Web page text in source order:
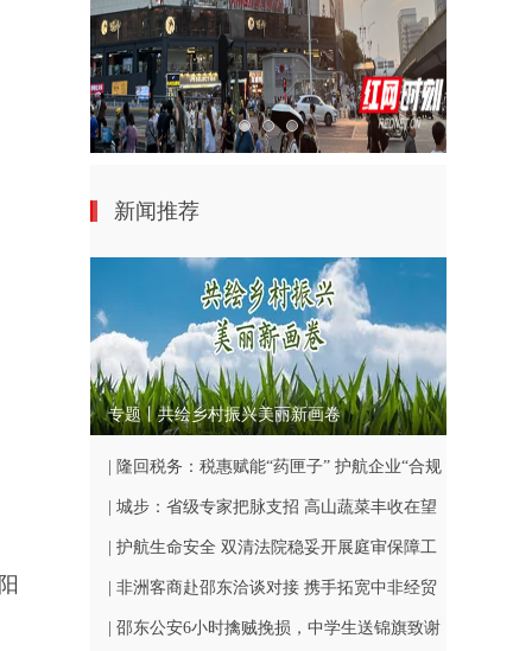
新闻推荐
专题丨共绘乡村振兴美丽新画卷
| 隆回税务：税惠赋能“药匣子” 护航企业“合规
路”
| 城步：省级专家把脉支招 高山蔬菜丰收在望
| 护航生命安全 双清法院稳妥开展庭审保障工
作
| 非洲客商赴邵东洽谈对接 携手拓宽中非经贸
合作新赛道
| 邵东公安6小时擒贼挽损，中学生送锦旗致谢